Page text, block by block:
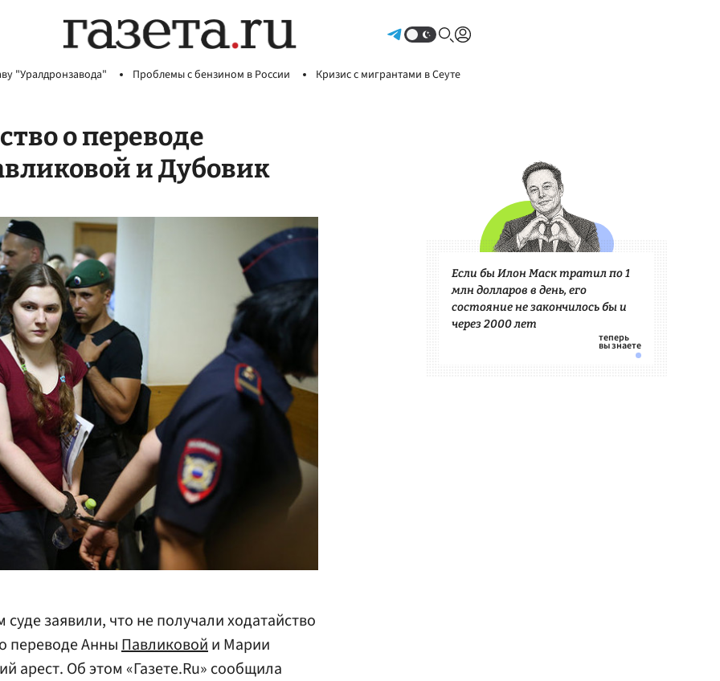
"Уралдронзавода" Проблемы с бензином в России Кризис с мигрантами в Сеуте
о переводе
и Дубовик
заявили, что не получали ходатайство
переводе АнныПавликовойи Марии
арест. Об этом «Газете.Ru» сообщила
Если бы Илон Маск тратил по 1
млн долларов в день, его
состояние не закончилось бы и
через 2000 лет